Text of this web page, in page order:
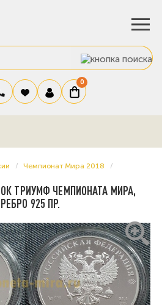
0
Чемпионат Мира 2018
ТРИУМФ ЧЕМПИОНАТА МИРА,
925 ПР.